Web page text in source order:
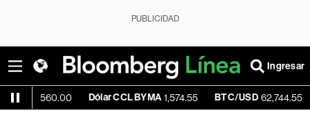
PUBLICIDAD
Ingresar
Dólar CCL BYMA 1,574.55 BTC/USD 62,744.55 -1.08%